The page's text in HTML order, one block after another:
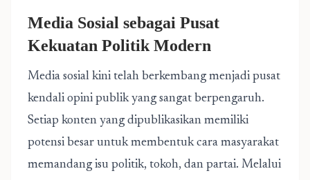
Media Sosial sebagai Pusat
Kekuatan Politik Modern
Media sosial kini telah berkembang menjadi pusat
kendali opini publik yang sangat berpengaruh.
Setiap konten yang dipublikasikan memiliki
potensi besar untuk membentuk cara masyarakat
memandang isu politik, tokoh, dan partai. Melalui